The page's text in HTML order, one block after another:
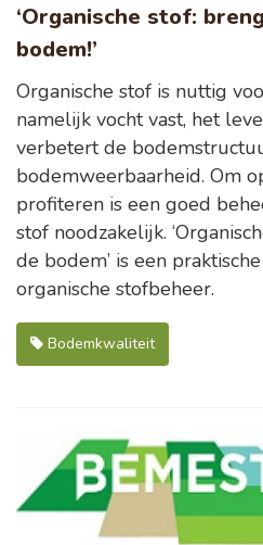
‘Organische stof:
bodem!’
Organische stof is nuttig
namelijk vocht vast, het
verbetert de
bodemweerbaarheid. Om
profiteren is een goed
stof noodzakelijk.
de bodem’ is een
organische stofbeheer.
Bodemkwaliteit